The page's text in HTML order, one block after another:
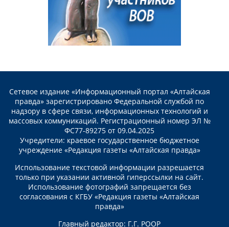
Сетевое издание «Информационный портал «Алтайская
правда» зарегистрировано Федеральной службой по
надзору в сфере связи, информационных технологий и
массовых коммуникаций. Регистрационный номер ЭЛ №
ФС77-89275 от 09.04.2025
Учредители: краевое государственное бюджетное
учреждение «Редакция газеты «Алтайская правда»
Использование текстовой информации разрешается
только при указании активной гиперссылки на сайт.
Использование фотографий запрещается без
согласования с КГБУ «Редакция газеты «Алтайская
правда»
Главный редактор: Г.Г. РООР